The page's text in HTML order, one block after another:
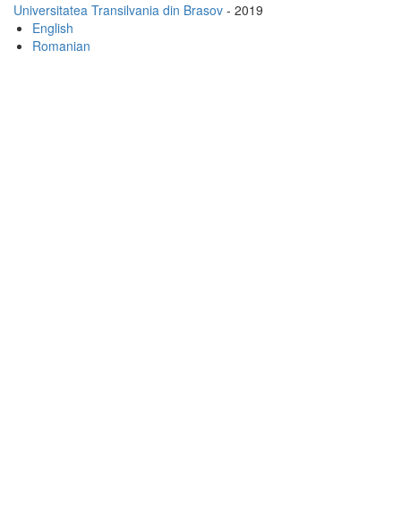
Universitatea Transilvania din Brasov - 2019
English
Romanian